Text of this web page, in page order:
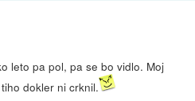
leto pa pol, pa se bo vidlo. Moj
dokler ni crknil.